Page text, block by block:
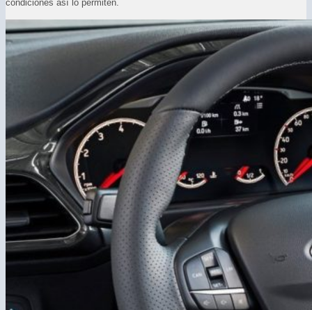
condiciones así lo permiten.